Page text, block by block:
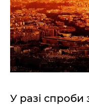
У разі спроби